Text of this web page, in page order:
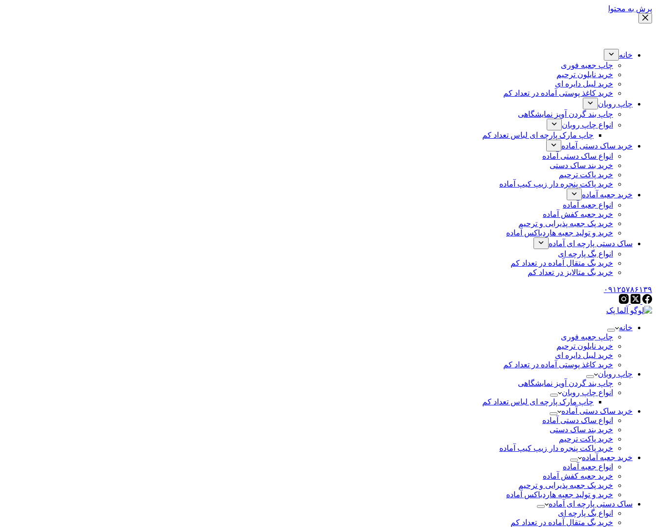
پرش به محتوا
خانه
چاپ جعبه فوری
خرید نایلون ترحیم
خرید لیبل دایره ای
خرید کاغذ پوستی آماده در تعداد کم
چاپ روبان
چاپ بند گردن آویز نمایشگاهی
انواع چاپ روبان
چاپ مارک پارچه ای لباس تعداد کم
خرید ساک دستی آماده
انواع ساک دستی آماده
خرید بند ساک دستی
خرید پاکت ترحیم
خرید پاکت پنجره دار زیپ کیپ آماده
خرید جعبه آماده
انواع جعبه آماده
خرید جعبه کفش آماده
خرید پک جعبه پذیرایی و ترحیم
خرید و تولید جعبه هاردباکس آماده
ساک دستی پارچه ای آماده
انواع بگ پارچه ای
خرید بگ متقال آماده در تعداد کم
خرید بگ متالایز در تعداد کم
۰۹۱۲۵۷۸۶۱۳۹
خانه
چاپ جعبه فوری
خرید نایلون ترحیم
خرید لیبل دایره ای
خرید کاغذ پوستی آماده در تعداد کم
چاپ روبان
چاپ بند گردن آویز نمایشگاهی
انواع چاپ روبان
چاپ مارک پارچه ای لباس تعداد کم
خرید ساک دستی آماده
انواع ساک دستی آماده
خرید بند ساک دستی
خرید پاکت ترحیم
خرید پاکت پنجره دار زیپ کیپ آماده
خرید جعبه آماده
انواع جعبه آماده
خرید جعبه کفش آماده
خرید پک جعبه پذیرایی و ترحیم
خرید و تولید جعبه هاردباکس آماده
ساک دستی پارچه ای آماده
انواع بگ پارچه ای
خرید بگ متقال آماده در تعداد کم